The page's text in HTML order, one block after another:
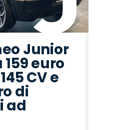
Junior
euro
CV e
di
ad